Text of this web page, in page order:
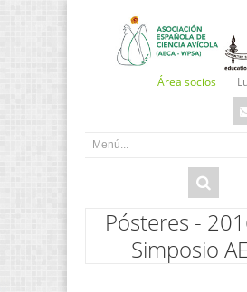
Área socios
Pósteres -
Simposio